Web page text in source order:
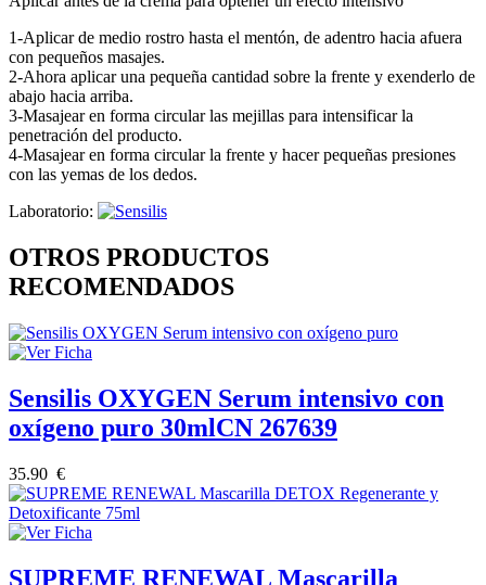
1-Aplicar de medio rostro hasta el mentón, de adentro hacia afuera
con pequeños masajes.
2-Ahora aplicar una pequeña cantidad sobre la frente y exenderlo de
abajo hacia arriba.
3-Masajear en forma circular las mejillas para intensificar la
penetración del producto.
4-Masajear en forma circular la frente y hacer pequeñas presiones
con las yemas de los dedos.
Laboratorio:
OTROS PRODUCTOS
RECOMENDADOS
Sensilis OXYGEN Serum intensivo con
oxígeno puro 30mlCN 267639
35.90 €
SUPREME RENEWAL Mascarilla